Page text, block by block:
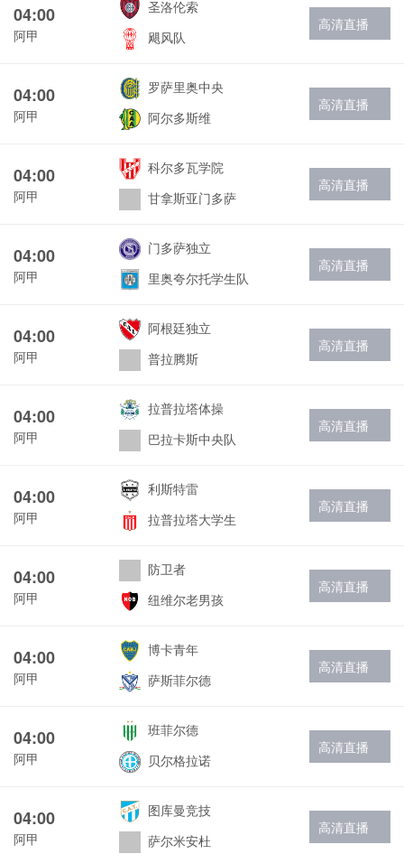
04:00
阿甲
圣洛伦索
飓风队
高清直播
04:00
阿甲
罗萨里奥中央
阿尔多斯维
高清直播
04:00
阿甲
科尔多瓦学院
甘拿斯亚门多萨
高清直播
04:00
阿甲
门多萨独立
里奥夸尔托学生队
高清直播
04:00
阿甲
阿根廷独立
普拉腾斯
高清直播
04:00
阿甲
拉普拉塔体操
巴拉卡斯中央队
高清直播
04:00
阿甲
利斯特雷
拉普拉塔大学生
高清直播
04:00
阿甲
防卫者
纽维尔老男孩
高清直播
04:00
阿甲
博卡青年
萨斯菲尔德
高清直播
04:00
阿甲
班菲尔德
贝尔格拉诺
高清直播
04:00
阿甲
图库曼竞技
萨尔米安杜
高清直播